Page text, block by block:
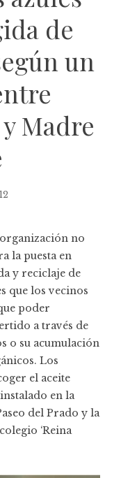
de
un
Madre
no
la puesta en
y reciclaje de
que los vecinos
poder
a través de
o su acumulación
Los
el aceite
en la
del Prado y la
‘Reina